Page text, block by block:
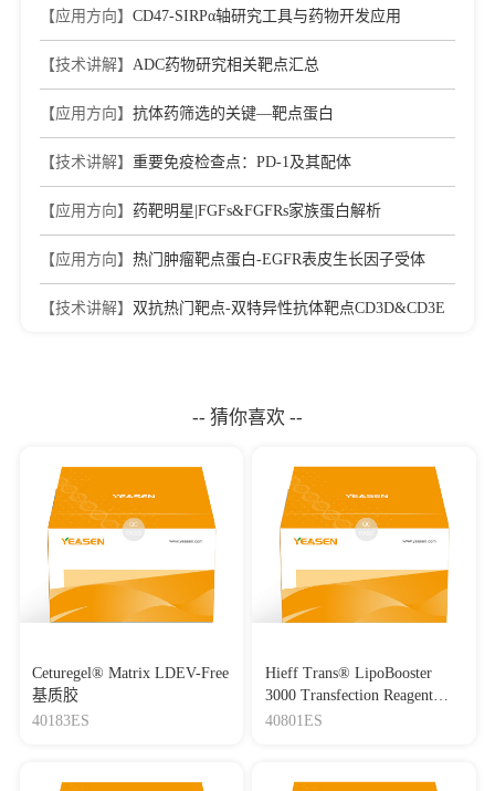
【应用方向】 CD47-SIRPα轴研究工具与药物开发应用
【技术讲解】 ADC药物研究相关靶点汇总
【应用方向】 抗体药筛选的关键—靶点蛋白
【技术讲解】 重要免疫检查点：PD-1及其配体
【应用方向】 药靶明星|FGFs&FGFRs家族蛋白解析
【应用方向】 热门肿瘤靶点蛋白-EGFR表皮生长因子受体
【技术讲解】 双抗热门靶点-双特异性抗体靶点CD3D&CD3E
-- 猜你喜欢 --
Ceturegel® Matrix LDEV-Free
基质胶
40183ES
Hieff Trans® LipoBooster
3000 Transfection Reagent
Lipo3000转染试剂
40801ES